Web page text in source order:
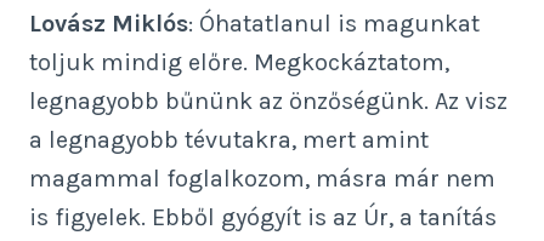
Lovász Miklós: Óhatatlanul is magunkat
toljuk mindig előre. Megkockáztatom,
legnagyobb bűnünk az önzőségünk. Az visz
a legnagyobb tévutakra, mert amint
magammal foglalkozom, másra már nem
is figyelek. Ebből gyógyít is az Úr, a tanítás